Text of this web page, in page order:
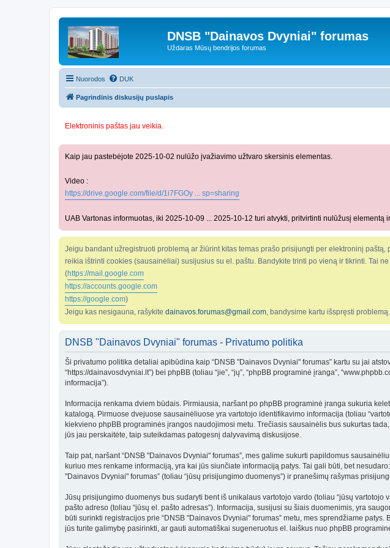
DNSB "Dainavos Dvyniai" forumas
Uždaras Mūsų bendrijos forumas
Nuorodos DUK
Pagrindinis diskusijų puslapis
Elektroninis paštas jau veikia.
Kaip jau pastebėjote 2025-10-02 nulūžo įvažiavimo užtvaro skersinis elementas.
Video :
https://drive.google.com/file/d/1i7FGOy ... sp=sharing
UAB Vartonas informuotas, iki 2025-10-09 ... 2025-10-12 turi atvykti, pritvirtinti nulūžusį elementą
Jeigu bandant užregistruoti problemą ar žiūrint kitas temas prašo prisijungti per elektroninį paštą,
reikia ištrinti cookies (sausainėliai) susijusius su el. paštu. Bandykite trinti po vieną ir tikrinti. Tai
(https://mail.google.com
https://accounts.google.com
https://google.com)
Jeigu kas nesigauna, rašykite dainavos.forumas@gmail.com , bandysime kartu išspręsti problemą.
DNSB "Dainavos Dvyniai" forumas - Privatumo politika
Ši privatumo politika detaliai apibūdina kaip “DNSB "Dainavos Dvyniai" forumas” kartu su jai
“https://dainavosdvyniai.lt”) bei phpBB (toliau “jie”, “jų”, “phpBB programinė įranga”,
informacija”).
Informacija renkama dviem būdais. Pirmiausia, naršant po phpBB programinė įranga sukuria
katalogą. Pirmuose dvejuose sausainėliuose yra vartotojo identifikavimo informacija (toliau
kiekvieno phpBB programinės įrangos naudojimosi metu. Trečiasis sausainėlis bus sukurtas
jūs jau perskaitėte, taip suteikdamas patogesnį dalyvavimą diskusijose.
Taip pat, naršant “DNSB "Dainavos Dvyniai" forumas”, mes galime sukurti papildomus
kuriuo mes renkame informaciją, yra kai jūs siunčiate informaciją patys. Tai gali būti, bet
"Dainavos Dvyniai" forumas” (toliau “jūsų prisijungimo duomenys”) ir pranešimų rašymas
Jūsų prisijungimo duomenys bus sudaryti bent iš unikalaus vartotojo vardo (toliau “jūsų
pašto adreso (toliau “jūsų el. pašto adresas”). Informacija, susijusi su šiais duomenimis, yra
būti surinkti registracijos prie “DNSB "Dainavos Dvyniai" forumas” metu, mes sprendžiame
jūs turite galimybę pasirinkti, ar gauti automatiškai sugeneruotus el. laiškus nuo phpBB